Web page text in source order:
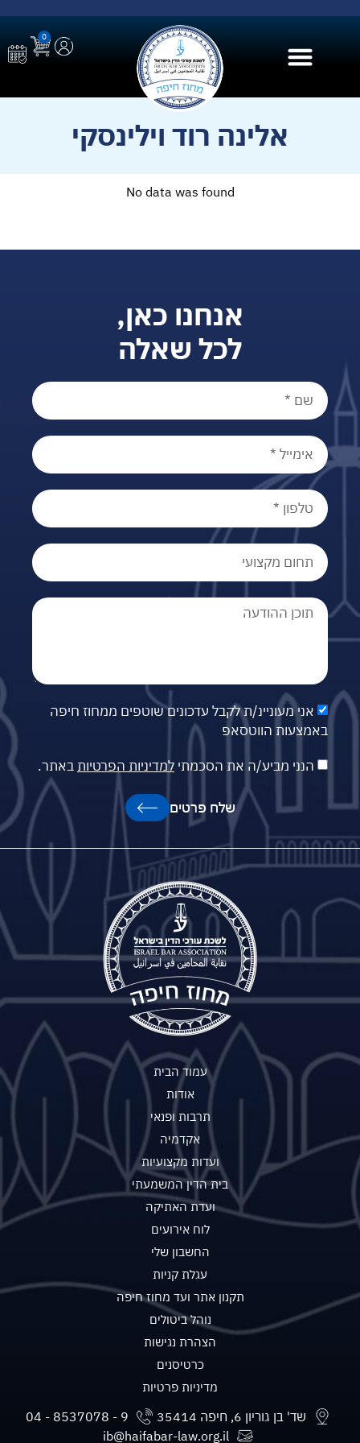
0
אלינה רוד וילינסקי
No data was found
אנחנו כאן,
לכל שאלה
אני מעוניינ/ת לקבל עדכונים שוטפים ממחוז חיפה
באמצעות הווטסאפ
הנני מביע/ה את הסכמתי למדיניות הפרטיות באתר.
שלח פרטים
עמוד הבית
אודות
תרבות ופנאי
אקדמיה
ועדות מקצועיות
בית הדין המשמעתי
ועדת האתיקה
לוח אירועים
החשבון שלי
עגלת קניות
תקנון אתר ועד מחוז חיפה
נוהל ביטולים
הצהרת נגישות
כרטיסנים
מדיניות פרטיות
שד' בן גוריון 6, חיפה 35414
ib@haifabar-law.org.il